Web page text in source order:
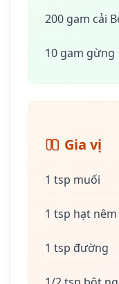
200 gam cải
10 gam gừng
Gia vị
1 tsp muối
1 tsp hạt nêm
1 tsp đường